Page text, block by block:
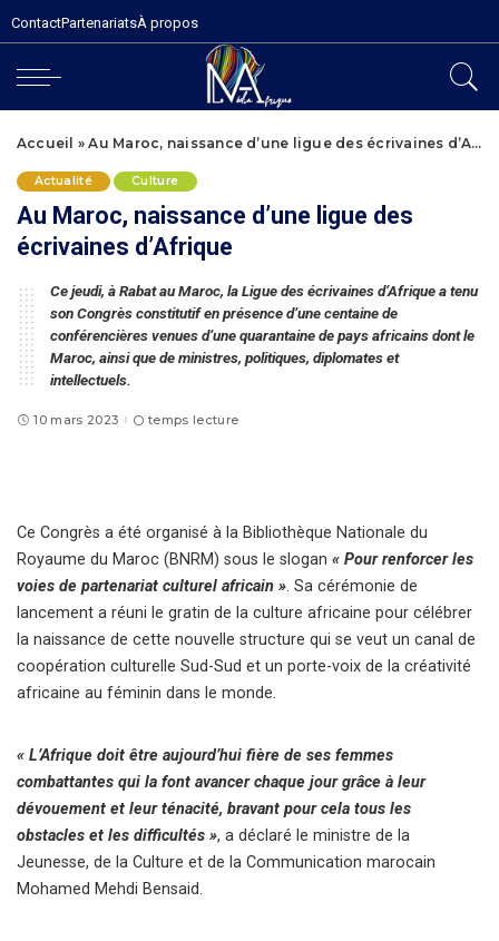
ContactPartenariatsÀ propos
Accueil »Au Maroc, naissance d’une ligue des écrivaines d’Afrique
Actualité Culture
Au Maroc, naissance d’une ligue des
écrivaines d’Afrique
Ce jeudi, à Rabat au Maroc, la Ligue des écrivaines d’Afrique a tenu
son Congrès constitutif en présence d’une centaine de
conférencières venues d’une quarantaine de pays africains dont le
Maroc, ainsi que de ministres, politiques, diplomates et
intellectuels.
10 mars 2023 temps lecture
Ce Congrès a été organisé à la Bibliothèque Nationale du
Royaume du Maroc (BNRM) sous le slogan « Pour renforcer les
voies de partenariat culturel africain ». Sa cérémonie de
lancement a réuni le gratin de la culture africaine pour célébrer
la naissance de cette nouvelle structure qui se veut un canal de
coopération culturelle Sud-Sud et un porte-voix de la créativité
africaine au féminin dans le monde.
« L’Afrique doit être aujourd’hui fière de ses femmes
combattantes qui la font avancer chaque jour grâce à leur
dévouement et leur ténacité, bravant pour cela tous les
obstacles et les difficultés », a déclaré le ministre de la
Jeunesse, de la Culture et de la Communication marocain
Mohamed Mehdi Bensaid.